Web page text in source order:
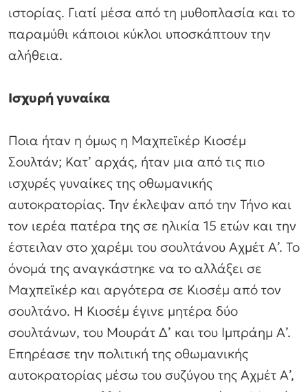
ιστορίας. Γιατί μέσα από τη μυθοπλασία και το
παραμύθι κάποιοι κύκλοι υποσκάπτουν την
αλήθεια.
Ισχυρή γυναίκα
Ποια ήταν η όμως η Μαχπεϊκέρ Κιοσέμ
Σουλτάν; Κατ’ αρχάς, ήταν μια από τις πιο
ισχυρές γυναίκες της οθωμανικής
αυτοκρατορίας. Την έκλεψαν από την Τήνο και
τον ιερέα πατέρα της σε ηλικία 15 ετών και την
έστειλαν στο χαρέμι του σουλτάνου Αχμέτ Α’. Το
όνομά της αναγκάστηκε να το αλλάξει σε
Μαχπεϊκέρ και αργότερα σε Κιοσέμ από τον
σουλτάνο. Η Κιοσέμ έγινε μητέρα δύο
σουλτάνων, του Μουράτ Δ’ και του Ιμπράημ Α’.
Επηρέασε την πολιτική της οθωμανικής
αυτοκρατορίας μέσω του συζύγου της Αχμέτ Α’,